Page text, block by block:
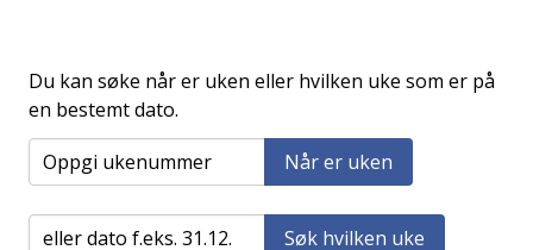
Du kan søke når er uken eller hvilken uke som er på
en bestemt dato.
Når er uken
Søk hvilken uke